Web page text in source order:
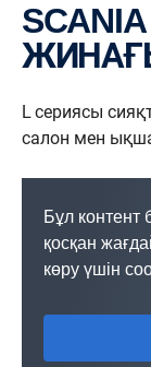
SCANIA L 320 6X2*4 ҚОҚЫС
L сериясы
салон мен
Бұл контент
қосқан
көру үшін